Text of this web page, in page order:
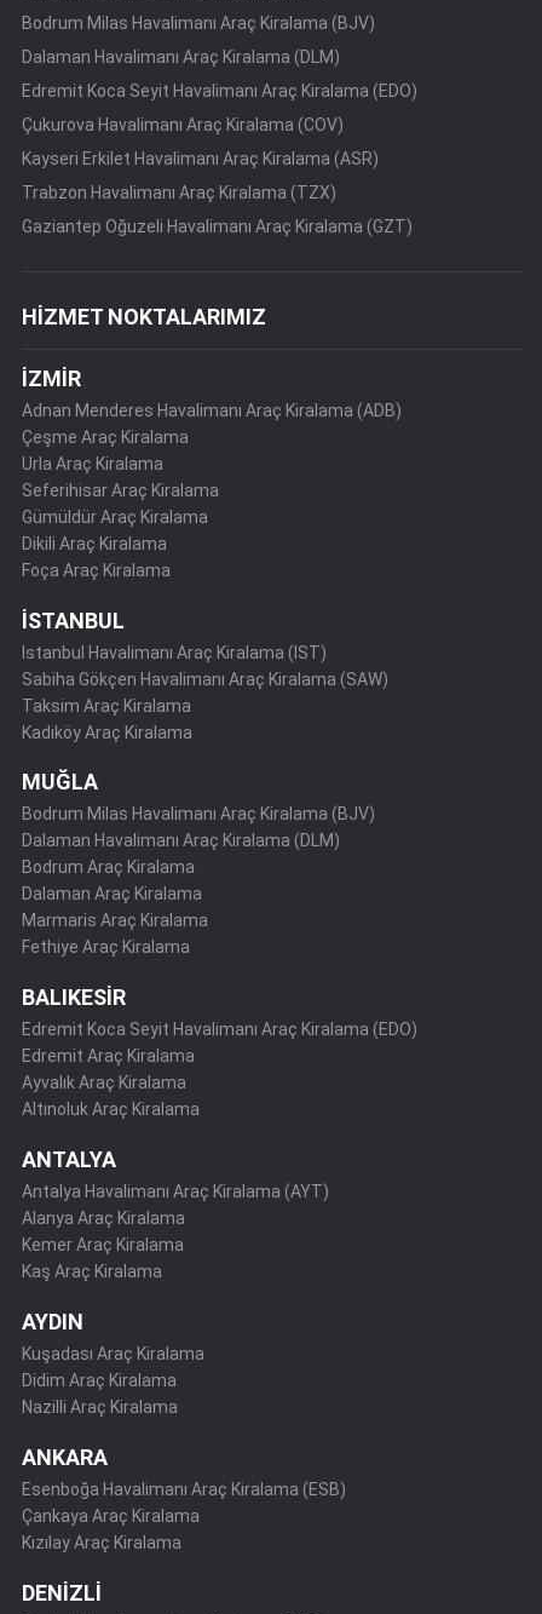
Bodrum Milas Havalimanı Araç Kiralama (BJV)
Dalaman Havalimanı Araç Kiralama (DLM)
Edremit Koca Seyit Havalimanı Araç Kiralama (EDO)
Çukurova Havalimanı Araç Kiralama (COV)
Kayseri Erkilet Havalimanı Araç Kiralama (ASR)
Trabzon Havalimanı Araç Kiralama (TZX)
Gaziantep Oğuzeli Havalimanı Araç Kiralama (GZT)
HİZMET NOKTALARIMIZ
İZMİR
Adnan Menderes Havalimanı Araç Kiralama (ADB)
Çeşme Araç Kiralama
Urla Araç Kiralama
Seferihisar Araç Kiralama
Gümüldür Araç Kiralama
Dikili Araç Kiralama
Foça Araç Kiralama
İSTANBUL
Istanbul Havalimanı Araç Kiralama (IST)
Sabiha Gökçen Havalimanı Araç Kiralama (SAW)
Taksim Araç Kiralama
Kadıköy Araç Kiralama
MUĞLA
Bodrum Milas Havalimanı Araç Kiralama (BJV)
Dalaman Havalimanı Araç Kiralama (DLM)
Bodrum Araç Kiralama
Dalaman Araç Kiralama
Marmaris Araç Kiralama
Fethiye Araç Kiralama
BALIKESİR
Edremit Koca Seyit Havalimanı Araç Kiralama (EDO)
Edremit Araç Kiralama
Ayvalık Araç Kiralama
Altınoluk Araç Kiralama
ANTALYA
Antalya Havalimanı Araç Kiralama (AYT)
Alanya Araç Kiralama
Kemer Araç Kiralama
Kaş Araç Kiralama
AYDIN
Kuşadası Araç Kiralama
Didim Araç Kiralama
Nazilli Araç Kiralama
ANKARA
Esenboğa Havalimanı Araç Kiralama (ESB)
Çankaya Araç Kiralama
Kızılay Araç Kiralama
DENİZLİ